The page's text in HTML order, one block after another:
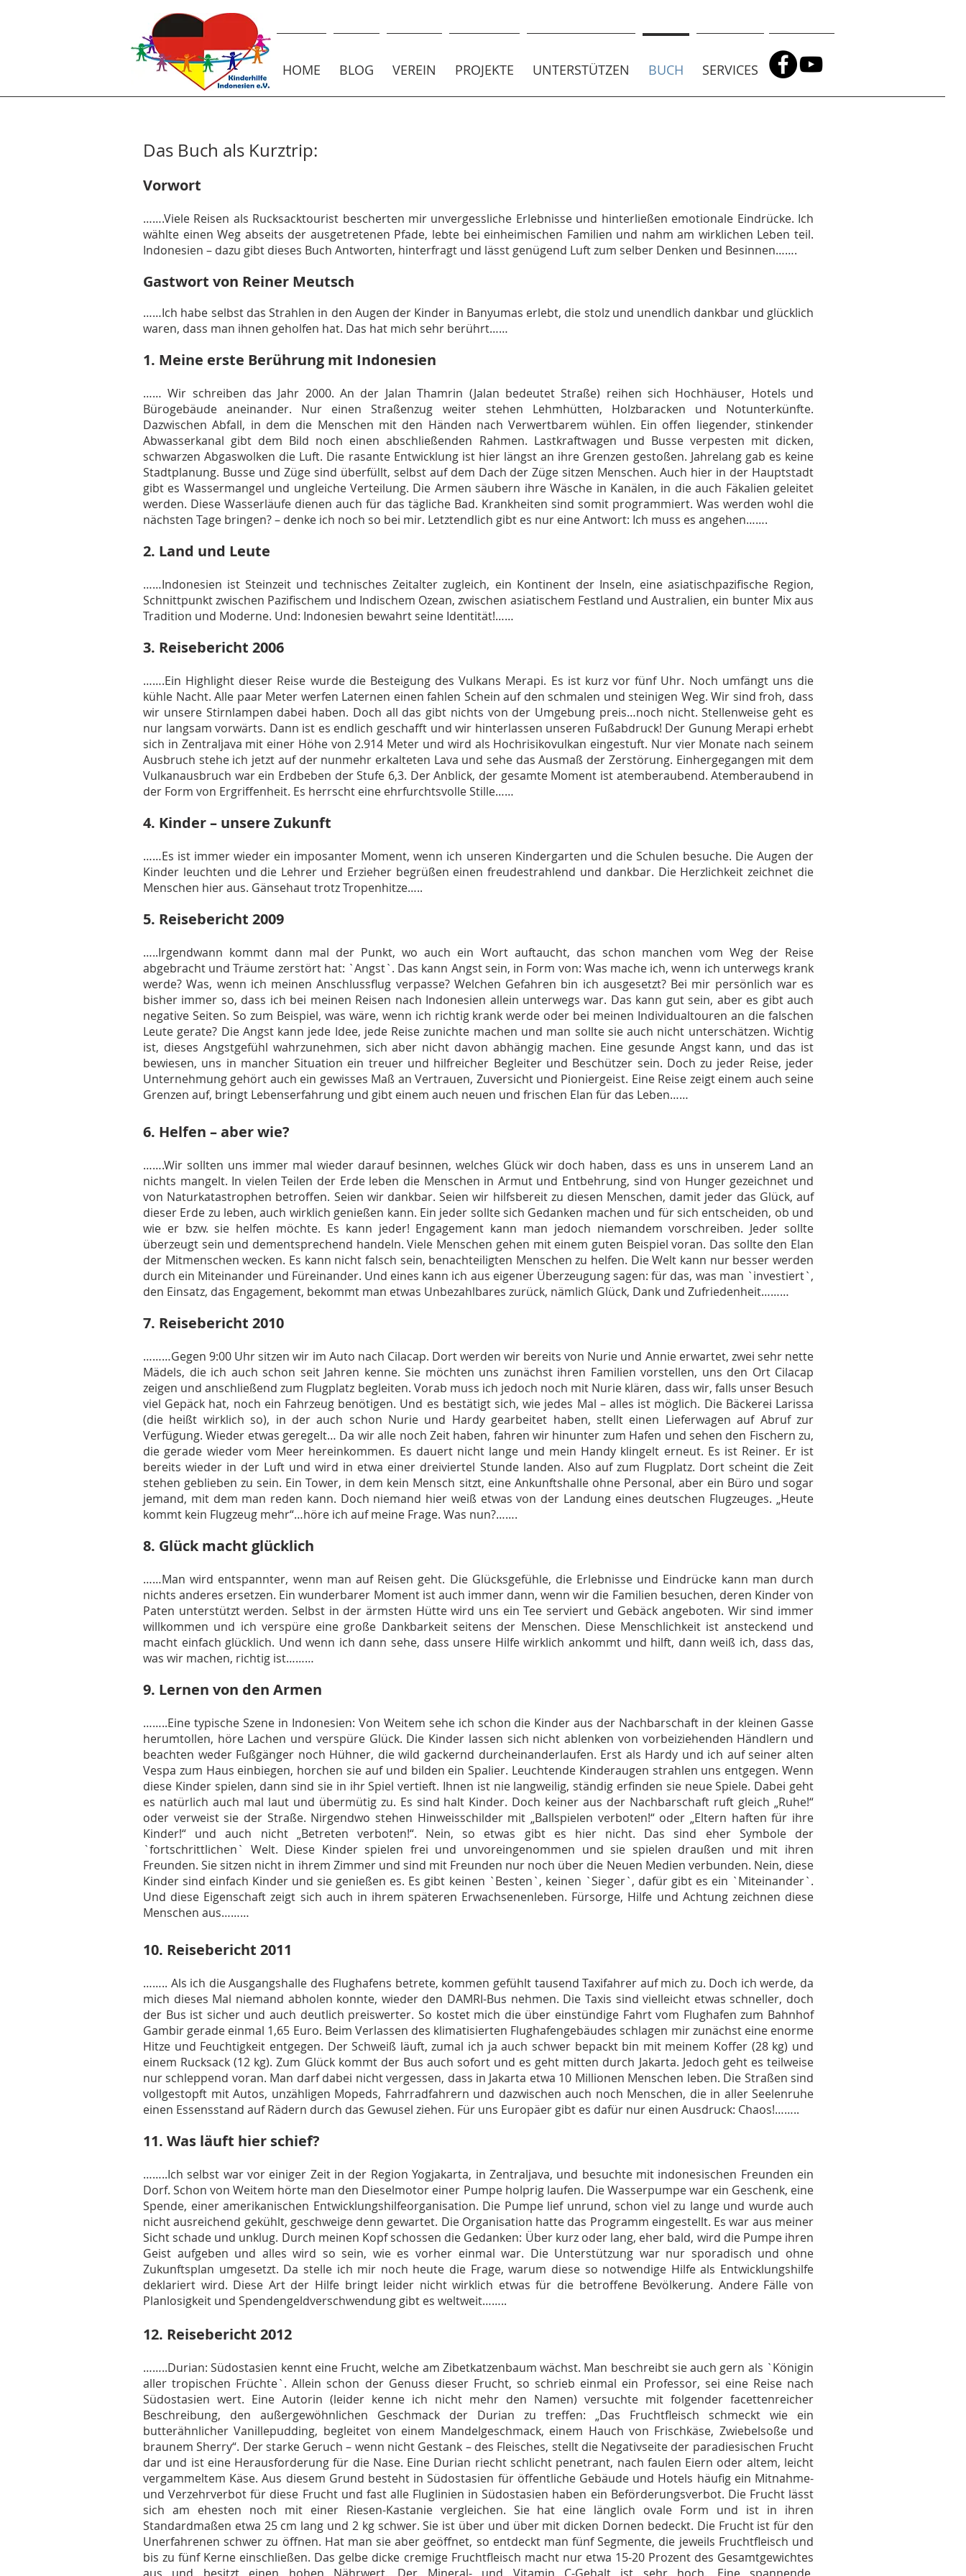
HOME BLOG VEREIN PROJEKTE UNTERSTÜTZEN BUCH SERVICES
Das Buch als Kurztrip:
Vorwort
…….Viele Reisen als Rucksacktourist bescherten mir unvergessliche Erlebnisse und hinterließen emotionale Eindrücke. Ich
wählte einen Weg abseits der ausgetretenen Pfade, lebte bei einheimischen Familien und nahm am wirklichen Leben teil.
Indonesien – dazu gibt dieses Buch Antworten, hinterfragt und lässt genügend Luft zum selber Denken und Besinnen…….
Gastwort von Reiner Meutsch
……Ich habe selbst das Strahlen in den Augen der Kinder in Banyumas erlebt, die stolz und unendlich dankbar und glücklich
waren, dass man ihnen geholfen hat. Das hat mich sehr berührt……
1. Meine erste Berührung mit Indonesien
…… Wir schreiben das Jahr 2000. An der Jalan Thamrin (Jalan bedeutet Straße) reihen sich Hochhäuser, Hotels und
Bürogebäude aneinander. Nur einen Straßenzug weiter stehen Lehmhütten, Holzbaracken und Notunterkünfte.
Dazwischen Abfall, in dem die Menschen mit den Händen nach Verwertbarem wühlen. Ein offen liegender, stinkender
Abwasserkanal gibt dem Bild noch einen abschließenden Rahmen. Lastkraftwagen und Busse verpesten mit dicken,
schwarzen Abgaswolken die Luft. Die rasante Entwicklung ist hier längst an ihre Grenzen gestoßen. Jahrelang gab es keine
Stadtplanung. Busse und Züge sind überfüllt, selbst auf dem Dach der Züge sitzen Menschen. Auch hier in der Hauptstadt
gibt es Wassermangel und ungleiche Verteilung. Die Armen säubern ihre Wäsche in Kanälen, in die auch Fäkalien geleitet
werden. Diese Wasserläufe dienen auch für das tägliche Bad. Krankheiten sind somit programmiert. Was werden wohl die
nächsten Tage bringen? – denke ich noch so bei mir. Letztendlich gibt es nur eine Antwort: Ich muss es angehen…….
2. Land und Leute
……Indonesien ist Steinzeit und technisches Zeitalter zugleich, ein Kontinent der Inseln, eine asiatischpazifische Region,
Schnittpunkt zwischen Pazifischem und Indischem Ozean, zwischen asiatischem Festland und Australien, ein bunter Mix aus
Tradition und Moderne. Und: Indonesien bewahrt seine Identität!……
3. Reisebericht 2006
…….Ein Highlight dieser Reise wurde die Besteigung des Vulkans Merapi. Es ist kurz vor fünf Uhr. Noch umfängt uns die
kühle Nacht. Alle paar Meter werfen Laternen einen fahlen Schein auf den schmalen und steinigen Weg. Wir sind froh, dass
wir unsere Stirnlampen dabei haben. Doch all das gibt nichts von der Umgebung preis…noch nicht. Stellenweise geht es
nur langsam vorwärts. Dann ist es endlich geschafft und wir hinterlassen unseren Fußabdruck! Der Gunung Merapi erhebt
sich in Zentraljava mit einer Höhe von 2.914 Meter und wird als Hochrisikovulkan eingestuft. Nur vier Monate nach seinem
Ausbruch stehe ich jetzt auf der nunmehr erkalteten Lava und sehe das Ausmaß der Zerstörung. Einhergegangen mit dem
Vulkanausbruch war ein Erdbeben der Stufe 6,3. Der Anblick, der gesamte Moment ist atemberaubend. Atemberaubend in
der Form von Ergriffenheit. Es herrscht eine ehrfurchtsvolle Stille……
4. Kinder – unsere Zukunft
……Es ist immer wieder ein imposanter Moment, wenn ich unseren Kindergarten und die Schulen besuche. Die Augen der
Kinder leuchten und die Lehrer und Erzieher begrüßen einen freudestrahlend und dankbar. Die Herzlichkeit zeichnet die
Menschen hier aus. Gänsehaut trotz Tropenhitze…..
5. Reisebericht 2009
…..Irgendwann kommt dann mal der Punkt, wo auch ein Wort auftaucht, das schon manchen vom Weg der Reise
abgebracht und Träume zerstört hat: `Angst`. Das kann Angst sein, in Form von: Was mache ich, wenn ich unterwegs krank
werde? Was, wenn ich meinen Anschlussflug verpasse? Welchen Gefahren bin ich ausgesetzt? Bei mir persönlich war es
bisher immer so, dass ich bei meinen Reisen nach Indonesien allein unterwegs war. Das kann gut sein, aber es gibt auch
negative Seiten. So zum Beispiel, was wäre, wenn ich richtig krank werde oder bei meinen Individualtouren an die falschen
Leute gerate? Die Angst kann jede Idee, jede Reise zunichte machen und man sollte sie auch nicht unterschätzen. Wichtig
ist, dieses Angstgefühl wahrzunehmen, sich aber nicht davon abhängig machen. Eine gesunde Angst kann, und das ist
bewiesen, uns in mancher Situation ein treuer und hilfreicher Begleiter und Beschützer sein. Doch zu jeder Reise, jeder
Unternehmung gehört auch ein gewisses Maß an Vertrauen, Zuversicht und Pioniergeist. Eine Reise zeigt einem auch seine
Grenzen auf, bringt Lebenserfahrung und gibt einem auch neuen und frischen Elan für das Leben……
6. Helfen – aber wie?
…….Wir sollten uns immer mal wieder darauf besinnen, welches Glück wir doch haben, dass es uns in unserem Land an
nichts mangelt. In vielen Teilen der Erde leben die Menschen in Armut und Entbehrung, sind von Hunger gezeichnet und
von Naturkatastrophen betroffen. Seien wir dankbar. Seien wir hilfsbereit zu diesen Menschen, damit jeder das Glück, auf
dieser Erde zu leben, auch wirklich genießen kann. Ein jeder sollte sich Gedanken machen und für sich entscheiden, ob und
wie er bzw. sie helfen möchte. Es kann jeder! Engagement kann man jedoch niemandem vorschreiben. Jeder sollte
überzeugt sein und dementsprechend handeln. Viele Menschen gehen mit einem guten Beispiel voran. Das sollte den Elan
der Mitmenschen wecken. Es kann nicht falsch sein, benachteiligten Menschen zu helfen. Die Welt kann nur besser werden
durch ein Miteinander und Füreinander. Und eines kann ich aus eigener Überzeugung sagen: für das, was man `investiert`,
den Einsatz, das Engagement, bekommt man etwas Unbezahlbares zurück, nämlich Glück, Dank und Zufriedenheit………
7. Reisebericht 2010
………Gegen 9:00 Uhr sitzen wir im Auto nach Cilacap. Dort werden wir bereits von Nurie und Annie erwartet, zwei sehr nette
Mädels, die ich auch schon seit Jahren kenne. Sie möchten uns zunächst ihren Familien vorstellen, uns den Ort Cilacap
zeigen und anschließend zum Flugplatz begleiten. Vorab muss ich jedoch noch mit Nurie klären, dass wir, falls unser Besuch
viel Gepäck hat, noch ein Fahrzeug benötigen. Und es bestätigt sich, wie jedes Mal – alles ist möglich. Die Bäckerei Larissa
(die heißt wirklich so), in der auch schon Nurie und Hardy gearbeitet haben, stellt einen Lieferwagen auf Abruf zur
Verfügung. Wieder etwas geregelt… Da wir alle noch Zeit haben, fahren wir hinunter zum Hafen und sehen den Fischern zu,
die gerade wieder vom Meer hereinkommen. Es dauert nicht lange und mein Handy klingelt erneut. Es ist Reiner. Er ist
bereits wieder in der Luft und wird in etwa einer dreiviertel Stunde landen. Also auf zum Flugplatz. Dort scheint die Zeit
stehen geblieben zu sein. Ein Tower, in dem kein Mensch sitzt, eine Ankunftshalle ohne Personal, aber ein Büro und sogar
jemand, mit dem man reden kann. Doch niemand hier weiß etwas von der Landung eines deutschen Flugzeuges. „Heute
kommt kein Flugzeug mehr“…höre ich auf meine Frage. Was nun?…….
8. Glück macht glücklich
……Man wird entspannter, wenn man auf Reisen geht. Die Glücksgefühle, die Erlebnisse und Eindrücke kann man durch
nichts anderes ersetzen. Ein wunderbarer Moment ist auch immer dann, wenn wir die Familien besuchen, deren Kinder von
Paten unterstützt werden. Selbst in der ärmsten Hütte wird uns ein Tee serviert und Gebäck angeboten. Wir sind immer
willkommen und ich verspüre eine große Dankbarkeit seitens der Menschen. Diese Menschlichkeit ist ansteckend und
macht einfach glücklich. Und wenn ich dann sehe, dass unsere Hilfe wirklich ankommt und hilft, dann weiß ich, dass das,
was wir machen, richtig ist………
9. Lernen von den Armen
……..Eine typische Szene in Indonesien: Von Weitem sehe ich schon die Kinder aus der Nachbarschaft in der kleinen Gasse
herumtollen, höre Lachen und verspüre Glück. Die Kinder lassen sich nicht ablenken von vorbeiziehenden Händlern und
beachten weder Fußgänger noch Hühner, die wild gackernd durcheinanderlaufen. Erst als Hardy und ich auf seiner alten
Vespa zum Haus einbiegen, horchen sie auf und bilden ein Spalier. Leuchtende Kinderaugen strahlen uns entgegen. Wenn
diese Kinder spielen, dann sind sie in ihr Spiel vertieft. Ihnen ist nie langweilig, ständig erfinden sie neue Spiele. Dabei geht
es natürlich auch mal laut und übermütig zu. Es sind halt Kinder. Doch keiner aus der Nachbarschaft ruft gleich „Ruhe!“
oder verweist sie der Straße. Nirgendwo stehen Hinweisschilder mit „Ballspielen verboten!“ oder „Eltern haften für ihre
Kinder!“ und auch nicht „Betreten verboten!“. Nein, so etwas gibt es hier nicht. Das sind eher Symbole der
`fortschrittlichen` Welt. Diese Kinder spielen frei und unvoreingenommen und sie spielen draußen und mit ihren
Freunden. Sie sitzen nicht in ihrem Zimmer und sind mit Freunden nur noch über die Neuen Medien verbunden. Nein, diese
Kinder sind einfach Kinder und sie genießen es. Es gibt keinen `Besten`, keinen `Sieger`, dafür gibt es ein `Miteinander`.
Und diese Eigenschaft zeigt sich auch in ihrem späteren Erwachsenenleben. Fürsorge, Hilfe und Achtung zeichnen diese
Menschen aus………
10. Reisebericht 2011
…….. Als ich die Ausgangshalle des Flughafens betrete, kommen gefühlt tausend Taxifahrer auf mich zu. Doch ich werde, da
mich dieses Mal niemand abholen konnte, wieder den DAMRI-Bus nehmen. Die Taxis sind vielleicht etwas schneller, doch
der Bus ist sicher und auch deutlich preiswerter. So kostet mich die über einstündige Fahrt vom Flughafen zum Bahnhof
Gambir gerade einmal 1,65 Euro. Beim Verlassen des klimatisierten Flughafengebäudes schlagen mir zunächst eine enorme
Hitze und Feuchtigkeit entgegen. Der Schweiß läuft, zumal ich ja auch schwer bepackt bin mit meinem Koffer (28 kg) und
einem Rucksack (12 kg). Zum Glück kommt der Bus auch sofort und es geht mitten durch Jakarta. Jedoch geht es teilweise
nur schleppend voran. Man darf dabei nicht vergessen, dass in Jakarta etwa 10 Millionen Menschen leben. Die Straßen sind
vollgestopft mit Autos, unzähligen Mopeds, Fahrradfahrern und dazwischen auch noch Menschen, die in aller Seelenruhe
einen Essensstand auf Rädern durch das Gewusel ziehen. Für uns Europäer gibt es dafür nur einen Ausdruck: Chaos!……..
11. Was läuft hier schief?
……..Ich selbst war vor einiger Zeit in der Region Yogjakarta, in Zentraljava, und besuchte mit indonesischen Freunden ein
Dorf. Schon von Weitem hörte man den Dieselmotor einer Pumpe holprig laufen. Die Wasserpumpe war ein Geschenk, eine
Spende, einer amerikanischen Entwicklungshilfeorganisation. Die Pumpe lief unrund, schon viel zu lange und wurde auch
nicht ausreichend gekühlt, geschweige denn gewartet. Die Organisation hatte das Programm eingestellt. Es war aus meiner
Sicht schade und unklug. Durch meinen Kopf schossen die Gedanken: Über kurz oder lang, eher bald, wird die Pumpe ihren
Geist aufgeben und alles wird so sein, wie es vorher einmal war. Die Unterstützung war nur sporadisch und ohne
Zukunftsplan umgesetzt. Da stelle ich mir noch heute die Frage, warum diese so notwendige Hilfe als Entwicklungshilfe
deklariert wird. Diese Art der Hilfe bringt leider nicht wirklich etwas für die betroffene Bevölkerung. Andere Fälle von
Planlosigkeit und Spendengeldverschwendung gibt es weltweit……..
12. Reisebericht 2012
……..Durian: Südostasien kennt eine Frucht, welche am Zibetkatzenbaum wächst. Man beschreibt sie auch gern als `Königin
aller tropischen Früchte`. Allein schon der Genuss dieser Frucht, so schrieb einmal ein Professor, sei eine Reise nach
Südostasien wert. Eine Autorin (leider kenne ich nicht mehr den Namen) versuchte mit folgender facettenreicher
Beschreibung, den außergewöhnlichen Geschmack der Durian zu treffen: „Das Fruchtfleisch schmeckt wie ein
butterähnlicher Vanillepudding, begleitet von einem Mandelgeschmack, einem Hauch von Frischkäse, Zwiebelsoße und
braunem Sherry“. Der starke Geruch – wenn nicht Gestank – des Fleisches, stellt die Negativseite der paradiesischen Frucht
dar und ist eine Herausforderung für die Nase. Eine Durian riecht schlicht penetrant, nach faulen Eiern oder altem, leicht
vergammeltem Käse. Aus diesem Grund besteht in Südostasien für öffentliche Gebäude und Hotels häufig ein Mitnahme-
und Verzehrverbot für diese Frucht und fast alle Fluglinien in Südostasien haben ein Beförderungsverbot. Die Frucht lässt
sich am ehesten noch mit einer Riesen-Kastanie vergleichen. Sie hat eine länglich ovale Form und ist in ihren
Standardmaßen etwa 25 cm lang und 2 kg schwer. Sie ist über und über mit dicken Dornen bedeckt. Die Frucht ist für den
Unerfahrenen schwer zu öffnen. Hat man sie aber geöffnet, so entdeckt man fünf Segmente, die jeweils Fruchtfleisch und
bis zu fünf Kerne einschließen. Das gelbe dicke cremige Fruchtfleisch macht nur etwa 15-20 Prozent des Gesamtgewichtes